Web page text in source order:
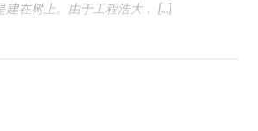
建在树上。由于工程浩大， […]